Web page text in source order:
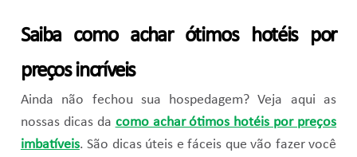
Saiba como achar ótimos hotéis por
preços incríveis
Ainda não fechou sua hospedagem? Veja aqui as
nossas dicas da como achar ótimos hotéis por preços
imbatíveis. São dicas úteis e fáceis que vão fazer você